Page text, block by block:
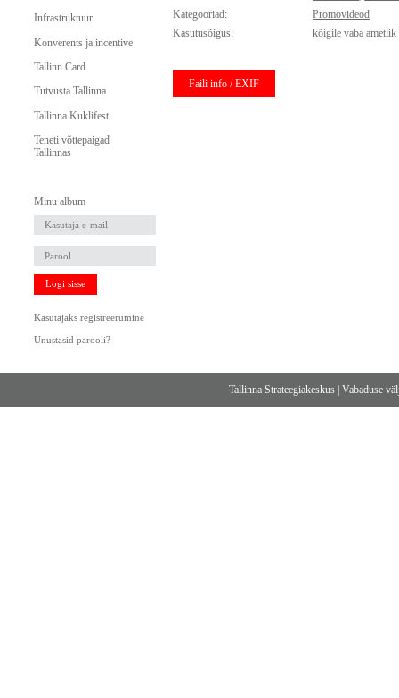
Infrastruktuur
Konverents ja incentive
Tallinn Card
Tutvusta Tallinna
Tallinna Kuklifest
Teneti võttepaigad
Tallinnas
Minu album
Logi sisse
Kasutajaks registreerumine
Unustasid parooli?
Kategooriad:
Promovideod
Kasutusõigus:
kõigile vaba
Faili info / EXIF
Tallinna Strateegiakeskus |Vabaduse